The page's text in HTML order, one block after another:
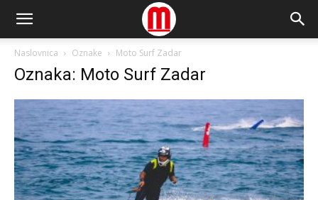
Naslovnica Oznake Moto Surf Zadar
Oznaka: Moto Surf Zadar